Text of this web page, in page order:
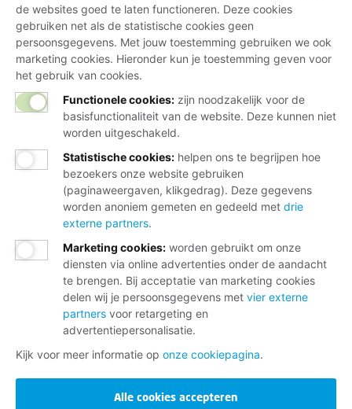
de websites goed te laten functioneren. Deze cookies
gebruiken net als de statistische cookies geen
persoonsgegevens. Met jouw toestemming gebruiken we ook
marketing cookies. Hieronder kun je toestemming geven voor
het gebruik van cookies.
Functionele cookies: zijn noodzakelijk voor de
basisfunctionaliteit van de website. Deze kunnen niet
worden uitgeschakeld.
Statistische cookies: helpen ons te begrijpen hoe
bezoekers onze website gebruiken
(paginaweergaven, klikgedrag). Deze gegevens
worden anoniem gemeten en gedeeld met drie
externe partners.
Marketing cookies: worden gebruikt om onze
diensten via online advertenties onder de aandacht
te brengen. Bij acceptatie van marketing cookies
delen wij je persoonsgegevens met vier externe
partners voor retargeting en
advertentiepersonalisatie.
Kijk voor meer informatie op onze cookiepagina.
Alle cookies accepteren